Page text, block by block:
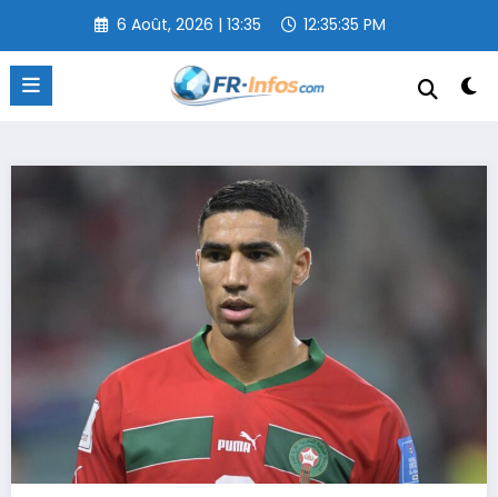
contenu
6 Août, 2026 | 13:35 12:35:36 PM